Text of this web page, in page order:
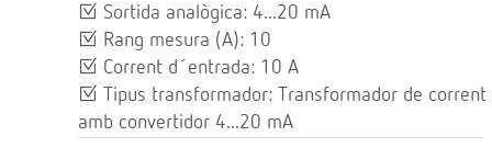
Sortida analògica: 4...20 mA
Rang mesura (A): 10
Corrent d´entrada: 10 A
Tipus transformador: Transformador de corrent
amb convertidor 4...20 mA